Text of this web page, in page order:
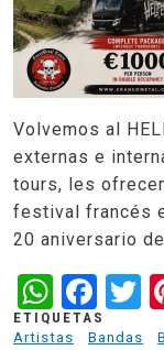
Volvemos al
externas e
tours, les
festival francés
20 aniversario
ETIQUETAS
Artistas
Bandas